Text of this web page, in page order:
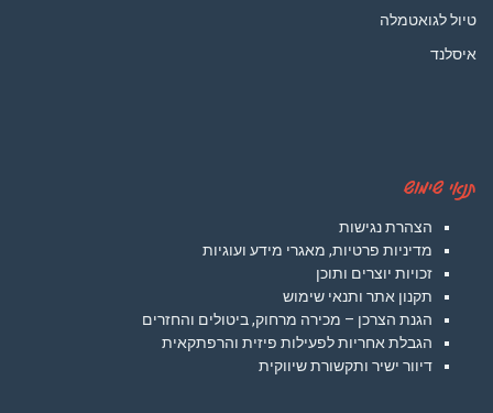
טיול לגואטמלה
איסלנד
תנאי שימוש
הצהרת נגישות
מדיניות פרטיות, מאגרי מידע ועוגיות
זכויות יוצרים ותוכן
תקנון אתר ותנאי שימוש
הגנת הצרכן – מכירה מרחוק, ביטולים והחזרים
הגבלת אחריות לפעילות פיזית והרפתקאית
דיוור ישיר ותקשורת שיווקית